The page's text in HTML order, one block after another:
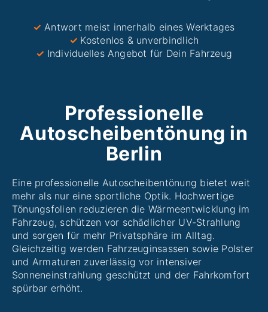
✓ Antwort meist innerhalb eines Werktages
✓ Kostenlos & unverbindlich
✓ Individuelles Angebot für Dein Fahrzeug
Professionelle
Autoscheibentönung in
Berlin
Eine professionelle Autoscheibentönung bietet weit
mehr als nur eine sportliche Optik. Hochwertige
Tönungsfolien reduzieren die Wärmeentwicklung im
Fahrzeug, schützen vor schädlicher UV-Strahlung
und sorgen für mehr Privatsphäre im Alltag.
Gleichzeitig werden Fahrzeuginsassen sowie Polster
und Armaturen zuverlässig vor intensiver
Sonneneinstrahlung geschützt und der Fahrkomfort
spürbar erhöht.